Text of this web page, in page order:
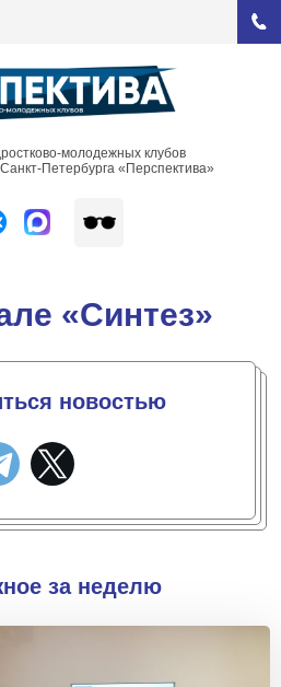
молодежных клубов
Петербурга «Перспектива»
«Синтез»
новостью
за неделю